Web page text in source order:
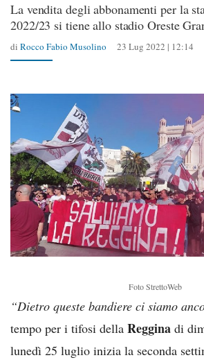
La vendita degli abbonamenti per la
2022/23 si tiene allo stadio Oreste
di Rocco Fabio Musolino 23 Lug 2022 | 12:14
Foto StrettoWeb
“Dietro queste bandiere ci siamo
tempo per i tifosi della Reggina di
lunedì 25 luglio inizia la seconda